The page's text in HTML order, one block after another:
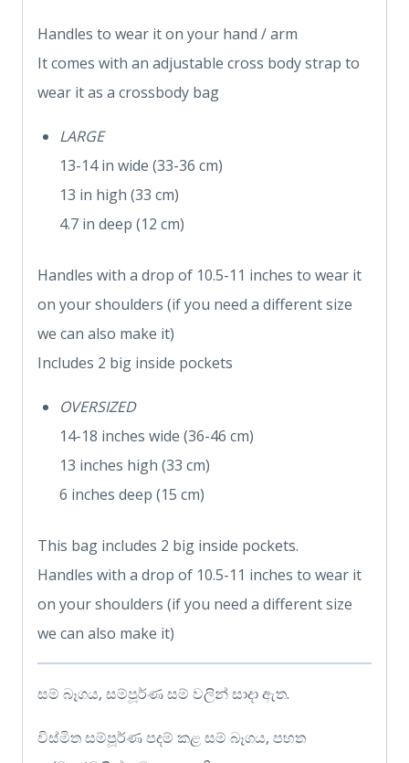
Handles to wear it on your hand / arm
It comes with an adjustable cross body strap to
wear it as a crossbody bag
LARGE
13-14 in wide (33-36 cm)
13 in high (33 cm)
4.7 in deep (12 cm)
Handles with a drop of 10.5-11 inches to wear it
on your shoulders (if you need a different size
we can also make it)
Includes 2 big inside pockets
OVERSIZED
14-18 inches wide (36-46 cm)
13 inches high (33 cm)
6 inches deep (15 cm)
This bag includes 2 big inside pockets.
Handles with a drop of 10.5-11 inches to wear it
on your shoulders (if you need a different size
we can also make it)
සම් බෑගය, සම්පූර්ණ සම් වලින් සාදා ඇත.
විස්මිත සම්පූර්ණ පදම් කළ සම් බෑගය, පහත